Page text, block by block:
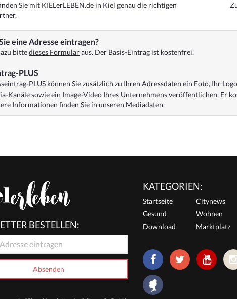
Sie mit KIELerLEBEN.de in Kiel genau die richtigen
eine Adresse eintragen?
bittedieses Formularaus. Der Basis-Eintrag ist kostenfrei.
PLUS
PLUS können Sie zusätzlich zu Ihren Adressdaten ein Foto, Ihr
Kanäle sowie ein Image-Video Ihres Unternehmens veröffentlichen. Er
Informationen finden Sie in unseren Mediadaten.
BESTELLEN:
KATEGORIEN:
Startseite Citynews
Gesund
Wohnen
Download
Marktplatz